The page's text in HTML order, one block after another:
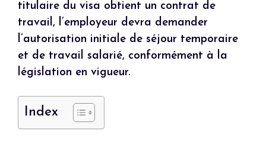
titulaire du visa obtient un contrat de
travail, l’employeur devra demander
l’autorisation initiale de séjour temporaire
et de travail salarié, conformément à la
législation en vigueur.
Index